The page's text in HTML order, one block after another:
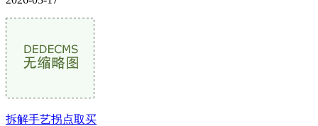
拆解手艺拐点取买